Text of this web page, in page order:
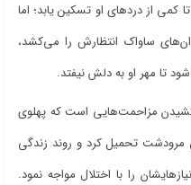
از دردهای او تسکین یابد؛ اما
های ساواک انتظارش را میکشد،
تا مهر او به دلش نیفتد.
کشیدن مزاحمت‌هایی است که پهلوی
ساله به اهالی مرودشت تحمیل کرد و روند زندگی
را با اختلال مواجه نمود.